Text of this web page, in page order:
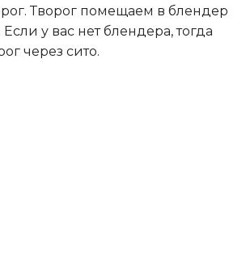
Творог помещаем в блендер
у вас нет блендера, тогда
через сито.